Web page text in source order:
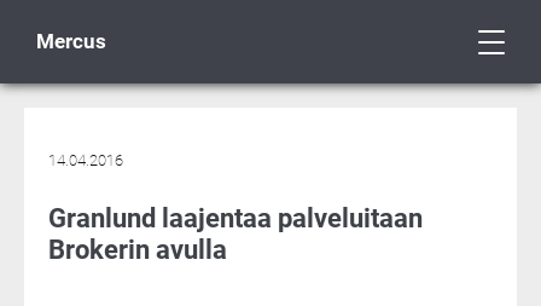
Mercus
14.04.2016
Granlund laajentaa palveluitaan
Brokerin avulla